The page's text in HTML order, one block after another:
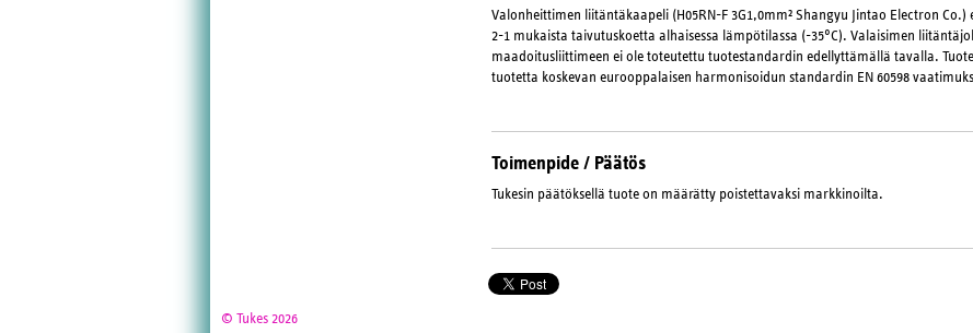
Valonheittimen liitäntäkaapeli (H05RN-F 3G1,0mm² Shangyu Jintao Electron Co.)
2-1 mukaista taivutuskoetta alhaisessa lämpötilassa (-35°C). Valaisimen
maadoitusliittimeen ei ole toteutettu tuotestandardin edellyttämällä tavalla.
tuotetta koskevan eurooppalaisen harmonisoidun standardin EN 60598
Toimenpide / Päätös
Tukesin päätöksellä tuote on määrätty poistettavaksi markkinoilta.
© Tukes 2026